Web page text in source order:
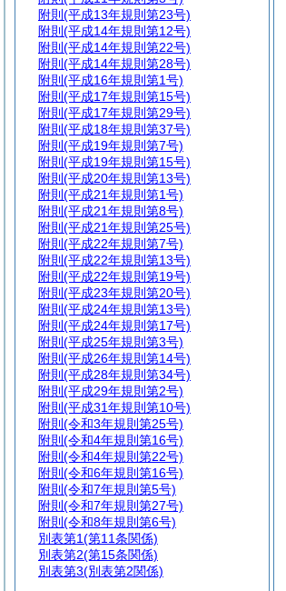
附則 (平成13年規則第23号)
附則 (平成14年規則第12号)
附則 (平成14年規則第22号)
附則 (平成14年規則第28号)
附則 (平成16年規則第1号)
附則 (平成17年規則第15号)
附則 (平成17年規則第29号)
附則 (平成18年規則第37号)
附則 (平成19年規則第7号)
附則 (平成19年規則第15号)
附則 (平成20年規則第13号)
附則 (平成21年規則第1号)
附則 (平成21年規則第8号)
附則 (平成21年規則第25号)
附則 (平成22年規則第7号)
附則 (平成22年規則第13号)
附則 (平成22年規則第19号)
附則 (平成23年規則第20号)
附則 (平成24年規則第13号)
附則 (平成24年規則第17号)
附則 (平成25年規則第3号)
附則 (平成26年規則第14号)
附則 (平成28年規則第34号)
附則 (平成29年規則第2号)
附則 (平成31年規則第10号)
附則 (令和3年規則第25号)
附則 (令和4年規則第16号)
附則 (令和4年規則第22号)
附則 (令和6年規則第16号)
附則 (令和7年規則第5号)
附則 (令和7年規則第27号)
附則 (令和8年規則第6号)
別表第1(第11条関係)
別表第2(第15条関係)
別表第3(別表第2関係)